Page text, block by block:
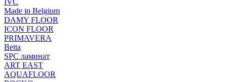
IVC
Made in Belgium
DAMY FLOOR
ICON FLOOR
PRIMAVERA
Betta
SPC ламинат
ART EAST
AQUAFLOOR